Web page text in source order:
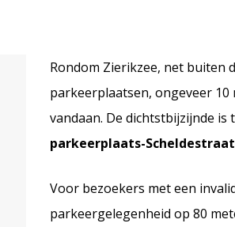
Rondom Zierikzee, net buiten
parkeerplaatsen, ongeveer
vandaan. De dichtstbijzijnde is
parkeerplaats-Scheldestraat
Voor bezoekers met een
parkeergelegenheid op 80